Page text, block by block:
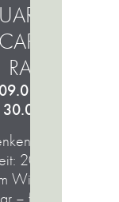
- 20 %
RABATT
09.01.2027 -
30.01.2027
Sie sich eine
20 % Rabatt
Winterurlaub im